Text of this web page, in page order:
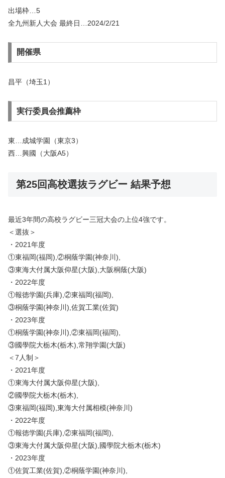
出場枠…5
全九州新人大会 最終日…2024/2/21
開催県
昌平（埼玉1）
実行委員会推薦枠
東…成城学園（東京3）
西…興國（大阪A5）
第25回高校選抜ラグビー 結果予想
最近3年間の高校ラグビー三冠大会の上位4強です。
＜選抜＞
・2021年度
①東福岡(福岡),②桐蔭学園(神奈川),
③東海大付属大阪仰星(大阪),大阪桐蔭(大阪)
・2022年度
①報徳学園(兵庫),②東福岡(福岡),
③桐蔭学園(神奈川),佐賀工業(佐賀)
・2023年度
①桐蔭学園(神奈川),②東福岡(福岡),
③國學院大栃木(栃木),常翔学園(大阪)
＜7人制＞
・2021年度
①東海大付属大阪仰星(大阪),
②國學院大栃木(栃木),
③東福岡(福岡),東海大付属相模(神奈川)
・2022年度
①報徳学園(兵庫),②東福岡(福岡),
③東海大付属大阪仰星(大阪),國學院大栃木(栃木)
・2023年度
①佐賀工業(佐賀),②桐蔭学園(神奈川),